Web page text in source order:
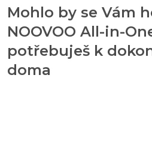
Mohlo by se Vám
NOOVOO All-in-
potřebuješ k
doma